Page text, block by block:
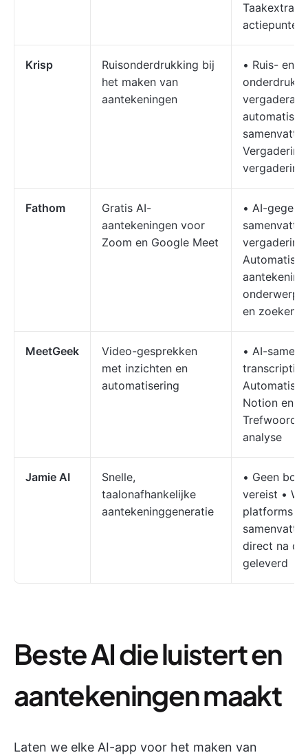
actiepunten
Krisp
Ruisonderdrukking bij
het maken van
aantekeningen
• Ruis- en
Fathom
Gratis AI-
aantekeningen voor
Zoom en Google Meet
• AI-
onderwerp
en zoeken
MeetGeek
Video-gesprekken
met inzichten en
automatisering
• AI-
Notion en
analyse
Jamie AI
Snelle,
taalonafhankelijke
aantekeninggeneratie
• Geen
vereist •
platforms •
direct na
geleverd
Beste AI die luistert en
aantekeningen maakt
Laten we elke AI-app voor het maken van